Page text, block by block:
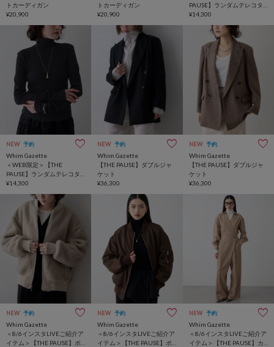
トカーディガン
¥20,900
トカーディガン
¥20,900
PAUSE】ランダムテレコタ
ートルプルオーバー
¥14,300
NEW 予約
Whim Gazette
＜WEB限定＞【THE
PAUSE】ランダムテレコタ
ートルプルオーバー
¥14,300
NEW 予約
Whim Gazette
【THE PAUSE】ダブルジャ
ケット
¥36,300
NEW 予約
Whim Gazette
【THE PAUSE】ダブルジャ
ケット
¥36,300
NEW 予約
Whim Gazette
＜8/6インスタLIVEご紹介ア
イテム＞【THE PAUSE】ボ
NEW 予約
Whim Gazette
＜8/6インスタLIVEご紹介ア
イテム＞【THE PAUSE】ボ
NEW 予約
Whim Gazette
＜8/6インスタLIVEご紹介ア
イテム＞【THE PAUSE】カ